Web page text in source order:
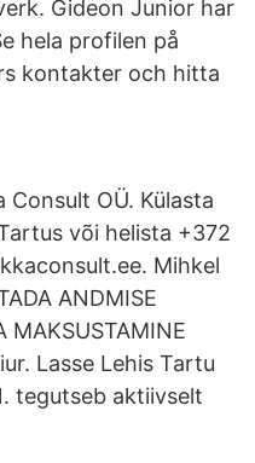
Gideon Junior har
hela profilen på
kontakter och hitta
Consult OÜ. Külasta
või helista +372
Mihkel
ANDMISE
MAKSUSTAMINE
Lasse Lehis Tartu
tegutseb aktiivselt